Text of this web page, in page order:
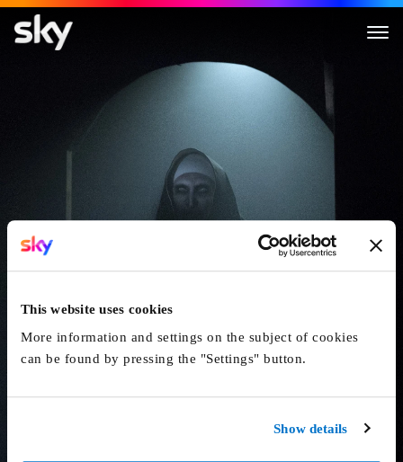
This website uses cookies
More information and settings on the subject of cookies
can be found by pressing the "Settings" button.
Show details
La Nonne